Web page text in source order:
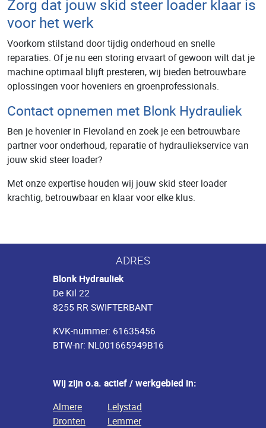
Zorg dat jouw skid steer loader klaar is
voor het werk
Voorkom stilstand door tijdig onderhoud en snelle
reparaties. Of je nu een storing ervaart of gewoon wilt dat je
machine optimaal blijft presteren, wij bieden betrouwbare
oplossingen voor hoveniers en groenprofessionals.
Contact opnemen met Blonk Hydrauliek
Ben je hovenier in Flevoland en zoek je een betrouwbare
partner voor onderhoud, reparatie of hydrauliekservice van
jouw skid steer loader?
Met onze expertise houden wij jouw skid steer loader
krachtig, betrouwbaar en klaar voor elke klus.
ADRES
Blonk Hydrauliek
De Kil 22
8255 RR SWIFTERBANT
KVK-nummer: 61635456
BTW-nr: NL001665949B16
Wij zijn o.a. actief / werkgebied in:
Almere
Lelystad
Dronten
Lemmer